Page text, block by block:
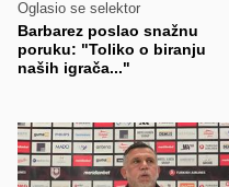
Oglasio se selektor
Barbarez poslao snažnu
poruku: "Toliko o biranju
naših igrača..."